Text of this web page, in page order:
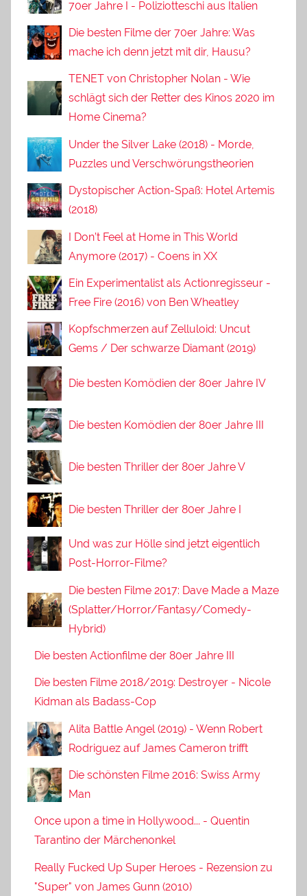
70er Jahre I - Poliziotteschi aus Italien
Die besten Filme der 70er Jahre: Was
mache ich denn jetzt mit dir, Hausu?
TENET von Christopher Nolan - Wie
schlägt sich der Retter des Kinos 2020 im
Home Cinema?
Under the Silver Lake (2018) - Morde,
Puzzles und Verschwörungstheorien
Dystopischer Action-Spaß: Hotel Artemis
(2018)
I Don’t Feel at Home in This World
Anymore (2017) - Coens in XX
Ein Experimentalist als Actionregisseur -
Free Fire (2016) von Ben Wheatley
Kopfschmerzen auf Zelluloid: Uncut
Gems / Der schwarze Diamant (2019)
Die besten Komödien der 80er Jahre IV
Die besten Komödien der 80er Jahre III
Die besten Thriller der 80er Jahre V
Die besten Thriller der 80er Jahre I
Und was zur Hölle sind jetzt eigentlich
Post-Horror-Filme?
Die besten Filme 2017: Dave Made a Maze
(Splatter/Horror/Fantasy/Comedy-
Hybrid)
Die besten Actionfilme der 80er Jahre III
Die besten Filme 2018/2019: Destroyer - Nicole
Kidman als Badass-Cop
Alita Battle Angel (2019) - Wenn Robert
Rodriguez auf James Cameron trifft
Die schönsten Filme 2016: Swiss Army
Man
Once upon a time in Hollywood... - Quentin
Tarantino der Märchenonkel
Really Fucked Up Super Heroes - Rezension zu
"Super" von James Gunn (2010)